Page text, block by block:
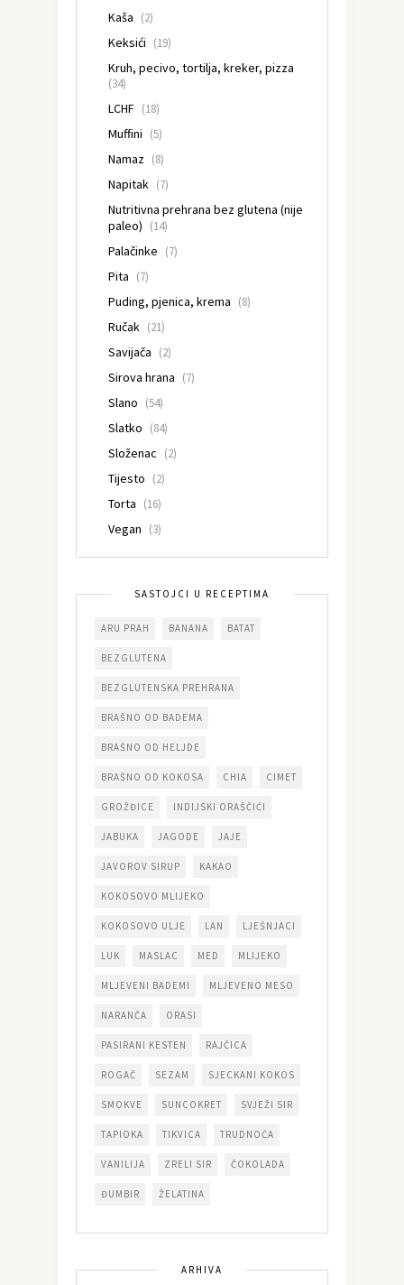
Kaša (2)
Keksići (19)
Kruh, pecivo, tortilja, kreker, pizza
(34)
LCHF (18)
Muffini (5)
Namaz (8)
Napitak (7)
Nutritivna prehrana bez glutena (nije
paleo) (14)
Palačinke (7)
Pita (7)
Puding, pjenica, krema (8)
Ručak (21)
Savijača (2)
Sirova hrana (7)
Slano (54)
Slatko (84)
Složenac (2)
Tijesto (2)
Torta (16)
Vegan (3)
SASTOJCI U RECEPTIMA
ARU PRAH BANANA BATAT
BEZGLUTENA
BEZGLUTENSKA PREHRANA
BRAŠNO OD BADEMA
BRAŠNO OD HELJDE
BRAŠNO OD KOKOSA CHIA CIMET
GROŽĐICE INDIJSKI ORAŠČIĆI
JABUKA JAGODE JAJE
JAVOROV SIRUP KAKAO
KOKOSOVO MLIJEKO
KOKOSOVO ULJE LAN LJEŠNJACI
LUK MASLAC MED MLIJEKO
MLJEVENI BADEMI MLJEVENO MESO
NARANČA ORASI
PASIRANI KESTEN RAJČICA
ROGAČ SEZAM SJECKANI KOKOS
SMOKVE SUNCOKRET SVJEŽI SIR
TAPIOKA TIKVICA TRUDNOĆA
VANILIJA ZRELI SIR ČOKOLADA
ĐUMBIR ŽELATINA
ARHIVA